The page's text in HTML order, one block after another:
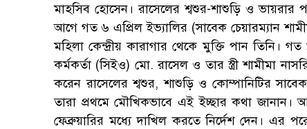
মাহসিব হোসেন। রাসেলের শ্বশুর-শাশুড়ি ও
আগে গত ৬ এপ্রিল ইভ্যালির (সাবেক চেয়ারম্যান
মহিলা কেন্দ্রীয় কারাগার থেকে মুক্তি পান তিনি। গত
কর্মকর্তা (সিইও) মো. রাসেল ও তার স্ত্রী শামীমা
করেন রাসেলের শ্বশুর, শাশুড়ি ও কোম্পানিটির
তারা প্রথমে মৌখিকভাবে এই ইচ্ছার কথা
ফেব্রুয়ারির মধ্যে দাখিল করতে নির্দেশ দেন। এর